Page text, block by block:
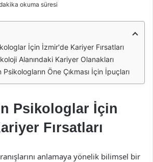
okuma süresi
İçin İzmir'de Kariyer Fırsatları
Alanındaki Kariyer Olanakları
Öne Çıkması İçin İpuçları
Psikologlar İçin
Fırsatları
anlamaya yönelik bilimsel bir